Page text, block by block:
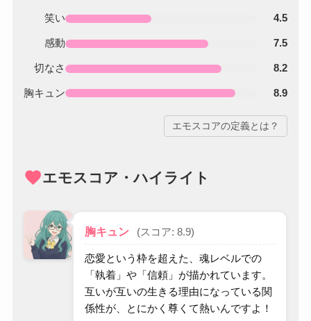
笑い 4.5
感動 7.5
切なさ 8.2
胸キュン 8.9
エモスコアの定義とは？
favoriteエモスコア・ハイライト
胸キュン (スコア: 8.9)
恋愛という枠を超えた、魂レベルでの
「執着」や「信頼」が描かれています。
互いが互いの生きる理由になっている関
係性が、とにかく尊くて熱いんですよ！